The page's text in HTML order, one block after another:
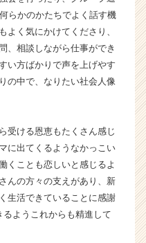
らかのかたちでよく話す機
よく気にかけてくださり、
、相談しながら仕事ができ
い方ばかりで声を上げやす
の中で、なりたい社会人像
受ける恩恵もたくさん感じ
に出てくるようなかっこい
くことも恋しいと感じるよ
んの方々の支えがあり、新
生活できていることに感謝
ようこれからも精進して